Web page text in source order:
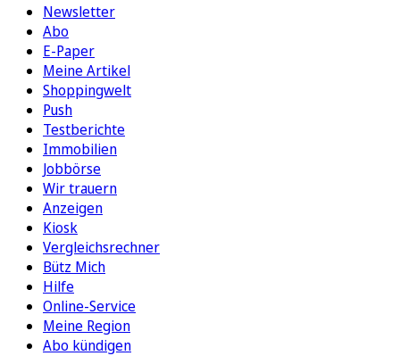
Newsletter
Abo
E-Paper
Meine Artikel
Shoppingwelt
Push
Testberichte
Immobilien
Jobbörse
Wir trauern
Anzeigen
Kiosk
Vergleichsrechner
Bütz Mich
Hilfe
Online-Service
Meine Region
Abo kündigen